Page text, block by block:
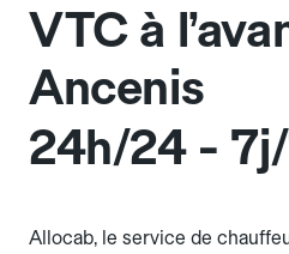
VTC à
Ancenis
24h/24 -
Allocab, le service de